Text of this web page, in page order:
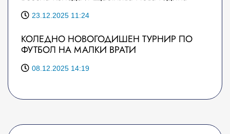
23.12.2025 11:24
КОЛЕДНО НОВОГОДИШЕН ТУРНИР ПО
ФУТБОЛ НА МАЛКИ ВРАТИ
08.12.2025 14:19